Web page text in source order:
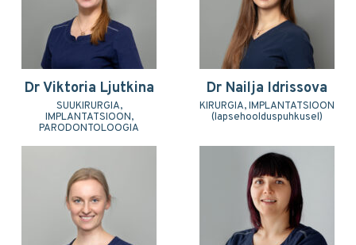
Dr Viktoria Ljutkina
SUUKIRURGIA,
IMPLANTATSIOON,
PARODONTOLOOGIA
Dr Nailja Idrissova
KIRURGIA, IMPLANTATSIOON
(lapsehoolduspuhkusel)